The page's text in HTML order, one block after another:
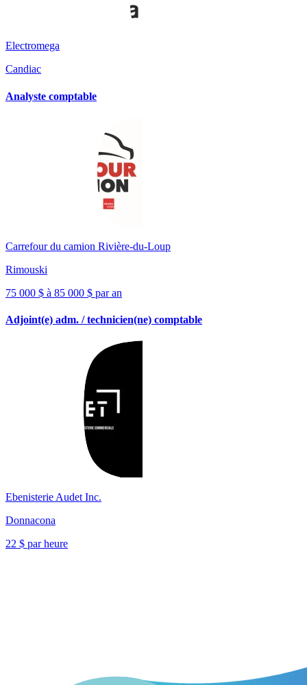
Electromega
Candiac
Analyste comptable
Carrefour du camion Rivière-du-Loup
Rimouski
75 000 $ à 85 000 $ par an
Adjoint(e) adm. / technicien(ne) comptable
Ebenisterie Audet Inc.
Donnacona
22 $ par heure